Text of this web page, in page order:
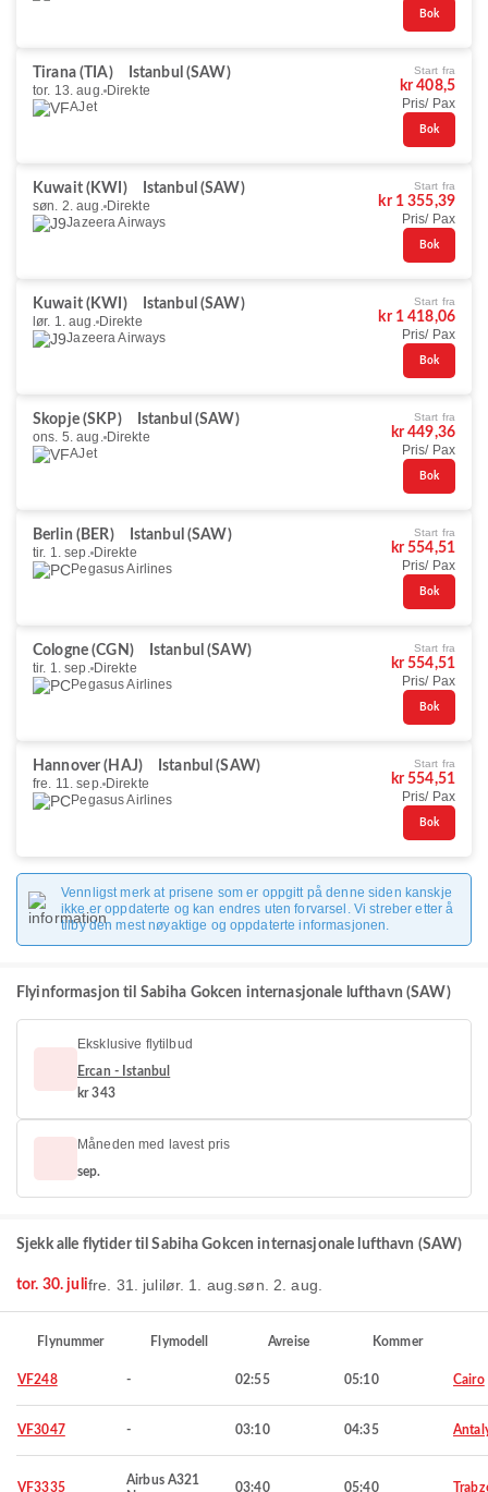
Bok
Tirana (TIA)
Istanbul (SAW)
tor. 13. aug. Direkte
AJet
Start fra
kr 408,5
Pris/ Pax
Bok
Kuwait (KWI)
Istanbul (SAW)
søn. 2. aug. Direkte
Jazeera Airways
Start fra
kr 1 355,39
Pris/ Pax
Bok
Kuwait (KWI)
Istanbul (SAW)
lør. 1. aug. Direkte
Jazeera Airways
Start fra
kr 1 418,06
Pris/ Pax
Bok
Skopje (SKP)
Istanbul (SAW)
ons. 5. aug. Direkte
AJet
Start fra
kr 449,36
Pris/ Pax
Bok
Berlin (BER)
Istanbul (SAW)
tir. 1. sep. Direkte
Pegasus Airlines
Start fra
kr 554,51
Pris/ Pax
Bok
Cologne (CGN)
Istanbul (SAW)
tir. 1. sep. Direkte
Pegasus Airlines
Start fra
kr 554,51
Pris/ Pax
Bok
Hannover (HAJ)
Istanbul (SAW)
fre. 11. sep. Direkte
Pegasus Airlines
Start fra
kr 554,51
Pris/ Pax
Bok
Vennligst merk at prisene som er oppgitt på denne siden kanskje
ikke er oppdaterte og kan endres uten forvarsel. Vi streber etter å
tilby den mest nøyaktige og oppdaterte informasjonen.
Flyinformasjon til Sabiha Gokcen internasjonale lufthavn (SAW)
Eksklusive flytilbud
Ercan - Istanbul
kr 343
Måneden med lavest pris
sep.
Sjekk alle flytider til Sabiha Gokcen internasjonale lufthavn (SAW)
tor. 30. julifre. 31. julilør. 1. aug.søn. 2. aug.
Flynummer Flymodell Avreise Kommer
VF248 - 02:55 05:10 Cairo
VF3047 - 03:10 04:35
VF3335
Airbus A321
03:40 05:40